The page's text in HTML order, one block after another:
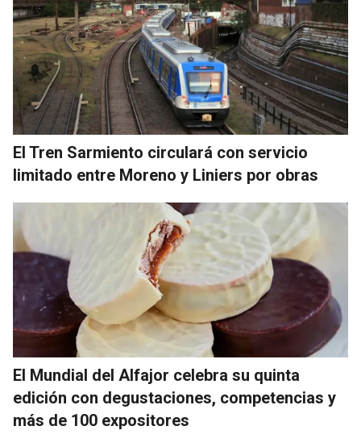
El Tren Sarmiento circulará con servicio
limitado entre Moreno y Liniers por obras
El Mundial del Alfajor celebra su quinta
edición con degustaciones, competencias y
más de 100 expositores